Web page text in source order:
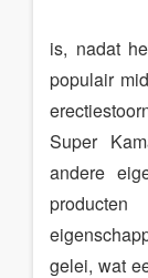
is, nadat
populair
Super
andere
gelei, wat